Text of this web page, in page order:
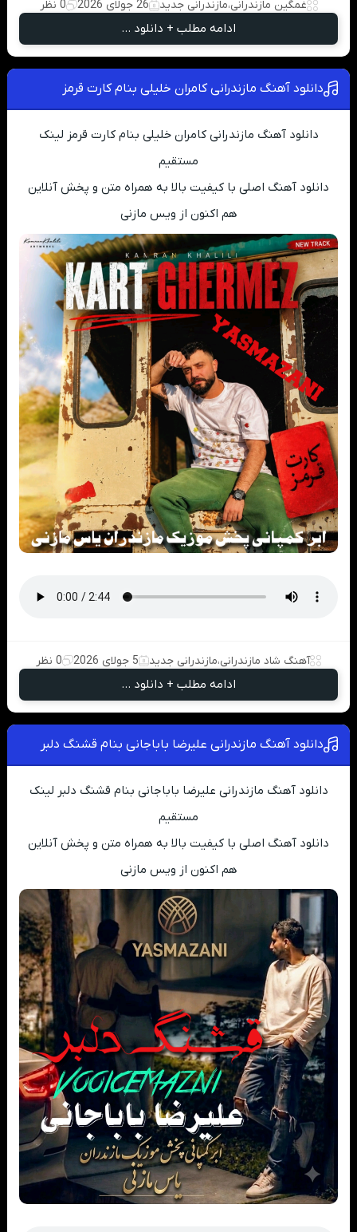
غمگین مازندرانی،مازندرانی جدید 26 جولای 2026 0 نظر
ادامه مطلب + دانلود ...
دانلود آهنگ مازندرانی کامران خلیلی بنام کارت قرمز
دانلود آهنگ مازندرانی کامران خلیلی بنام کارت قرمز لینک
مستقیم
دانلود آهنگ اصلی با کیفیت بالا به همراه متن و پخش آنلاین
هم اکنون از ویس مازنی
آهنگ شاد مازندرانی،مازندرانی جدید 5 جولای 2026 0 نظر
ادامه مطلب + دانلود ...
دانلود آهنگ مازندرانی علیرضا باباجانی بنام قشنگ دلبر
دانلود آهنگ مازندرانی علیرضا باباجانی بنام قشنگ دلبر لینک
مستقیم
دانلود آهنگ اصلی با کیفیت بالا به همراه متن و پخش آنلاین
هم اکنون از ویس مازنی